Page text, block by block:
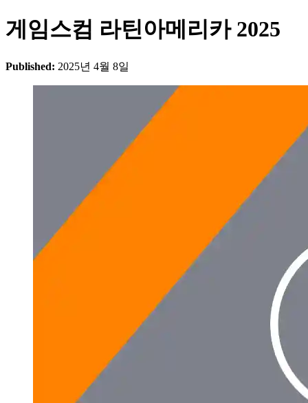
게임스컴 라틴아메리카 2025
Published: 2025년 4월 8일